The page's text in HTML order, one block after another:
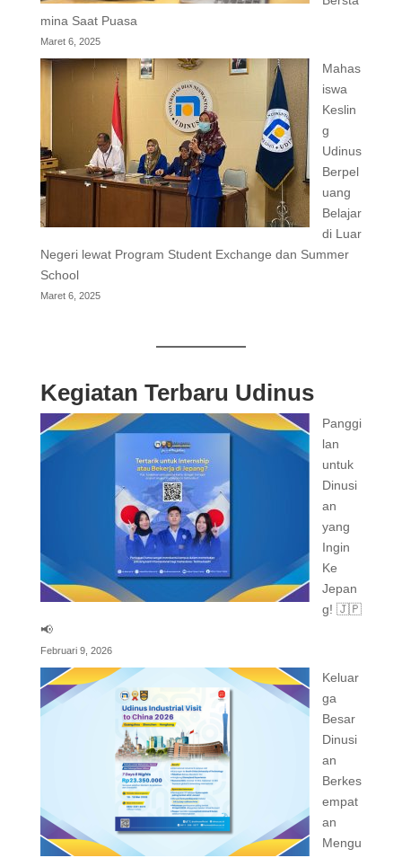
mina Saat Puasa
Maret 6, 2025
Mahas
iswa
Keslin
g
Udinus
Berpel
uang
Belajar
di Luar
Negeri lewat Program Student Exchange dan Summer
School
Maret 6, 2025
Kegiatan Terbaru Udinus
Panggi
lan
untuk
Dinusi
an
yang
Ingin
Ke
Jepan
g! 🇯🇵
📢
Februari 9, 2026
Keluar
ga
Besar
Dinusi
an
Berkes
empat
an
Mengu